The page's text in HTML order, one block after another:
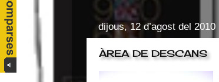
dijous, 12 d’agost del 2010
ÀREA DE DESCANS